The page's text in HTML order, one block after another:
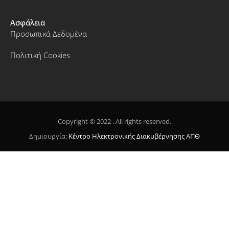
Ασφάλεια
Προσωπικά Δεδομένα
Πολιτική Cookies
Copyright © 2022 . All rights reserved.
Δημιουργία: Κέντρο Ηλεκτρονικής Διακυβέρνησης ΑΠΘ